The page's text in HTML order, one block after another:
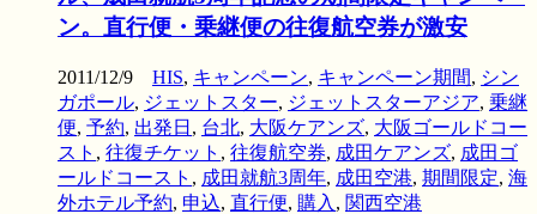
ン。直行便・乗継便の往復航空券が激安
2011/12/9 HIS, キャンペーン, キャンペーン期間, シン
ガポール, ジェットスター, ジェットスターアジア, 乗継
便, 予約, 出発日 , 台北, 大阪ケアンズ, 大阪ゴールドコー
スト , 往復チケット , 往復航空券, 成田ケアンズ, 成田ゴ
ールドコースト , 成田就航3周年, 成田空港, 期間限定, 海
外ホテル予約, 申込, 直行便, 購入 , 関西空港